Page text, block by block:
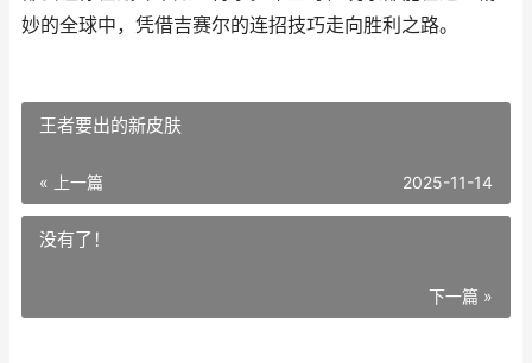
妙的全球中，凭借吉赛尔的连招技巧走向胜利之路。
王者要出的新皮肤
« 上一篇 2025-11-14
没有了！
下一篇 »